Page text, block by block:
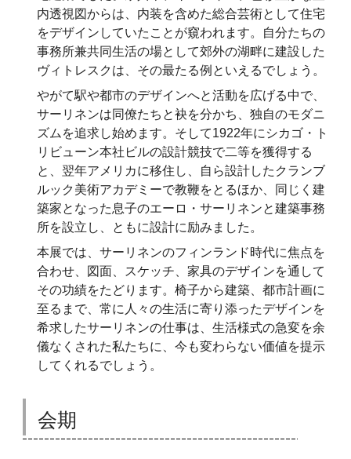
内透視図からは、内装を含めた総合芸術として住宅
をデザインしていたことが窺われます。自分たちの
事務所兼共同生活の場として郊外の湖畔に建設した
ヴィトレスクは、その最たる例といえるでしょう。
やがて駅や都市のデザインへと活動を広げる中で、
サーリネンは同僚たちと袂を分かち、独自のモダニ
ズムを追求し始めます。そして1922年にシカゴ・ト
リビューン本社ビルの設計競技で二等を獲得する
と、翌年アメリカに移住し、自ら設計したクランブ
ルック美術アカデミーで教鞭をとるほか、同じく建
築家となった息子のエーロ・サーリネンと建築事務
所を設立し、ともに設計に励みました。
本展では、サーリネンのフィンランド時代に焦点を
合わせ、図面、スケッチ、家具のデザインを通して
その功績をたどります。椅子から建築、都市計画に
至るまで、常に人々の生活に寄り添ったデザインを
希求したサーリネンの仕事は、生活様式の急変を余
儀なくされた私たちに、今も変わらない価値を提示
してくれるでしょう。
会期